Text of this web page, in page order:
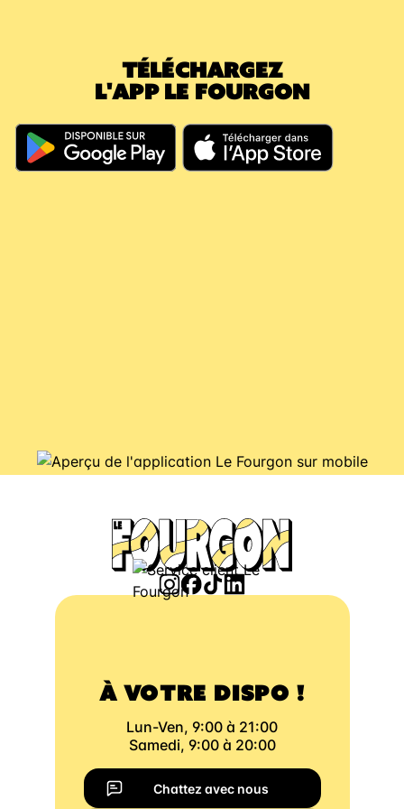
En résumé, même si vous dépassez les 60
jours, votre argent continue à travailler pour
vous, il couvre vos futures consignes et vous
évite de nouveaux débits.
TÉLÉCHARGEZ
L'APP LE FOURGON
À VOTRE DISPO !
Lun-Ven, 9:00 à 21:00
Samedi, 9:00 à 20:00
Chattez avec nous